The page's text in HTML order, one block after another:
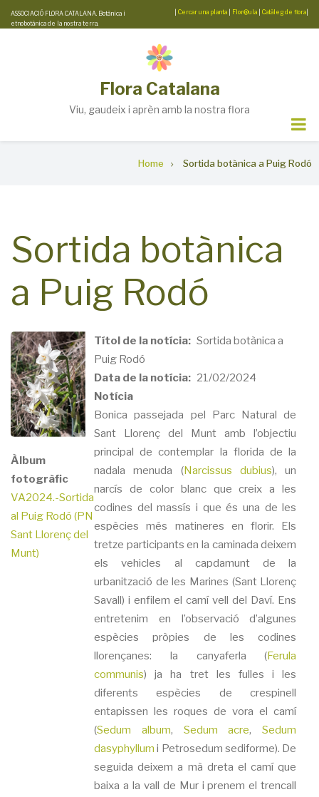
Skip
to
ASSOCIACIÓ FLORA CATALANA. Botànica i
etnobotànica de la nostra terra.
Cercar una planta Flor@ula Catàleg de flora
Flora Catalana
Viu, gaudeix i aprèn amb la nostra flora
Home Sortida botànica a Puig Rodó
Sortida botànica
a Puig Rodó
Àlbum
fotogràfic
VA2024.-Sortida
al Puig Rodó (PN
Sant Llorenç del
Munt)
Títol de la notícia
Sortida botànica a
Puig Rodó
Data de la notícia
21/02/2024
Notícia
Bonica passejada pel Parc Natural de
Sant Llorenç del Munt amb l’objectiu
principal de contemplar la florida de la
nadala menuda (Narcissus dubius), un
narcís de color blanc que creix a les
codines del massís i que és una de les
espècies més matineres en florir. Els
tretze participants en la caminada deixem
els vehicles al capdamunt de la
urbanització de les Marines (Sant Llorenç
Savall) i enfilem el camí vell del Daví. Ens
entretenim en l’observació d’algunes
espècies pròpies de les codines
llorençanes: la canyaferla (Ferula
communis) ja ha tret les fulles i les
diferents espècies de crespinell
entapissen les roques de vora el camí
(Sedum album, Sedum acre,Sedum
dasyphyllum i Petrosedum sediforme). De
seguida deixem a mà dreta el camí que
baixa a la vall de Mur i prenem el trencall